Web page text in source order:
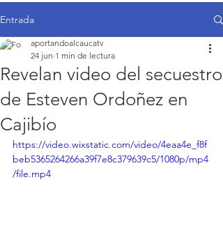
Entrada
Revelan video del secuestro
de Esteven Ordoñez en
Cajibío
aportandoalcaucatv
24 jun 1 min de lectura
https://video.wixstatic.com/video/4eaa4e_f8f
beb5365264266a39f7e8c379639c5/1080p/mp4
/file.mp4